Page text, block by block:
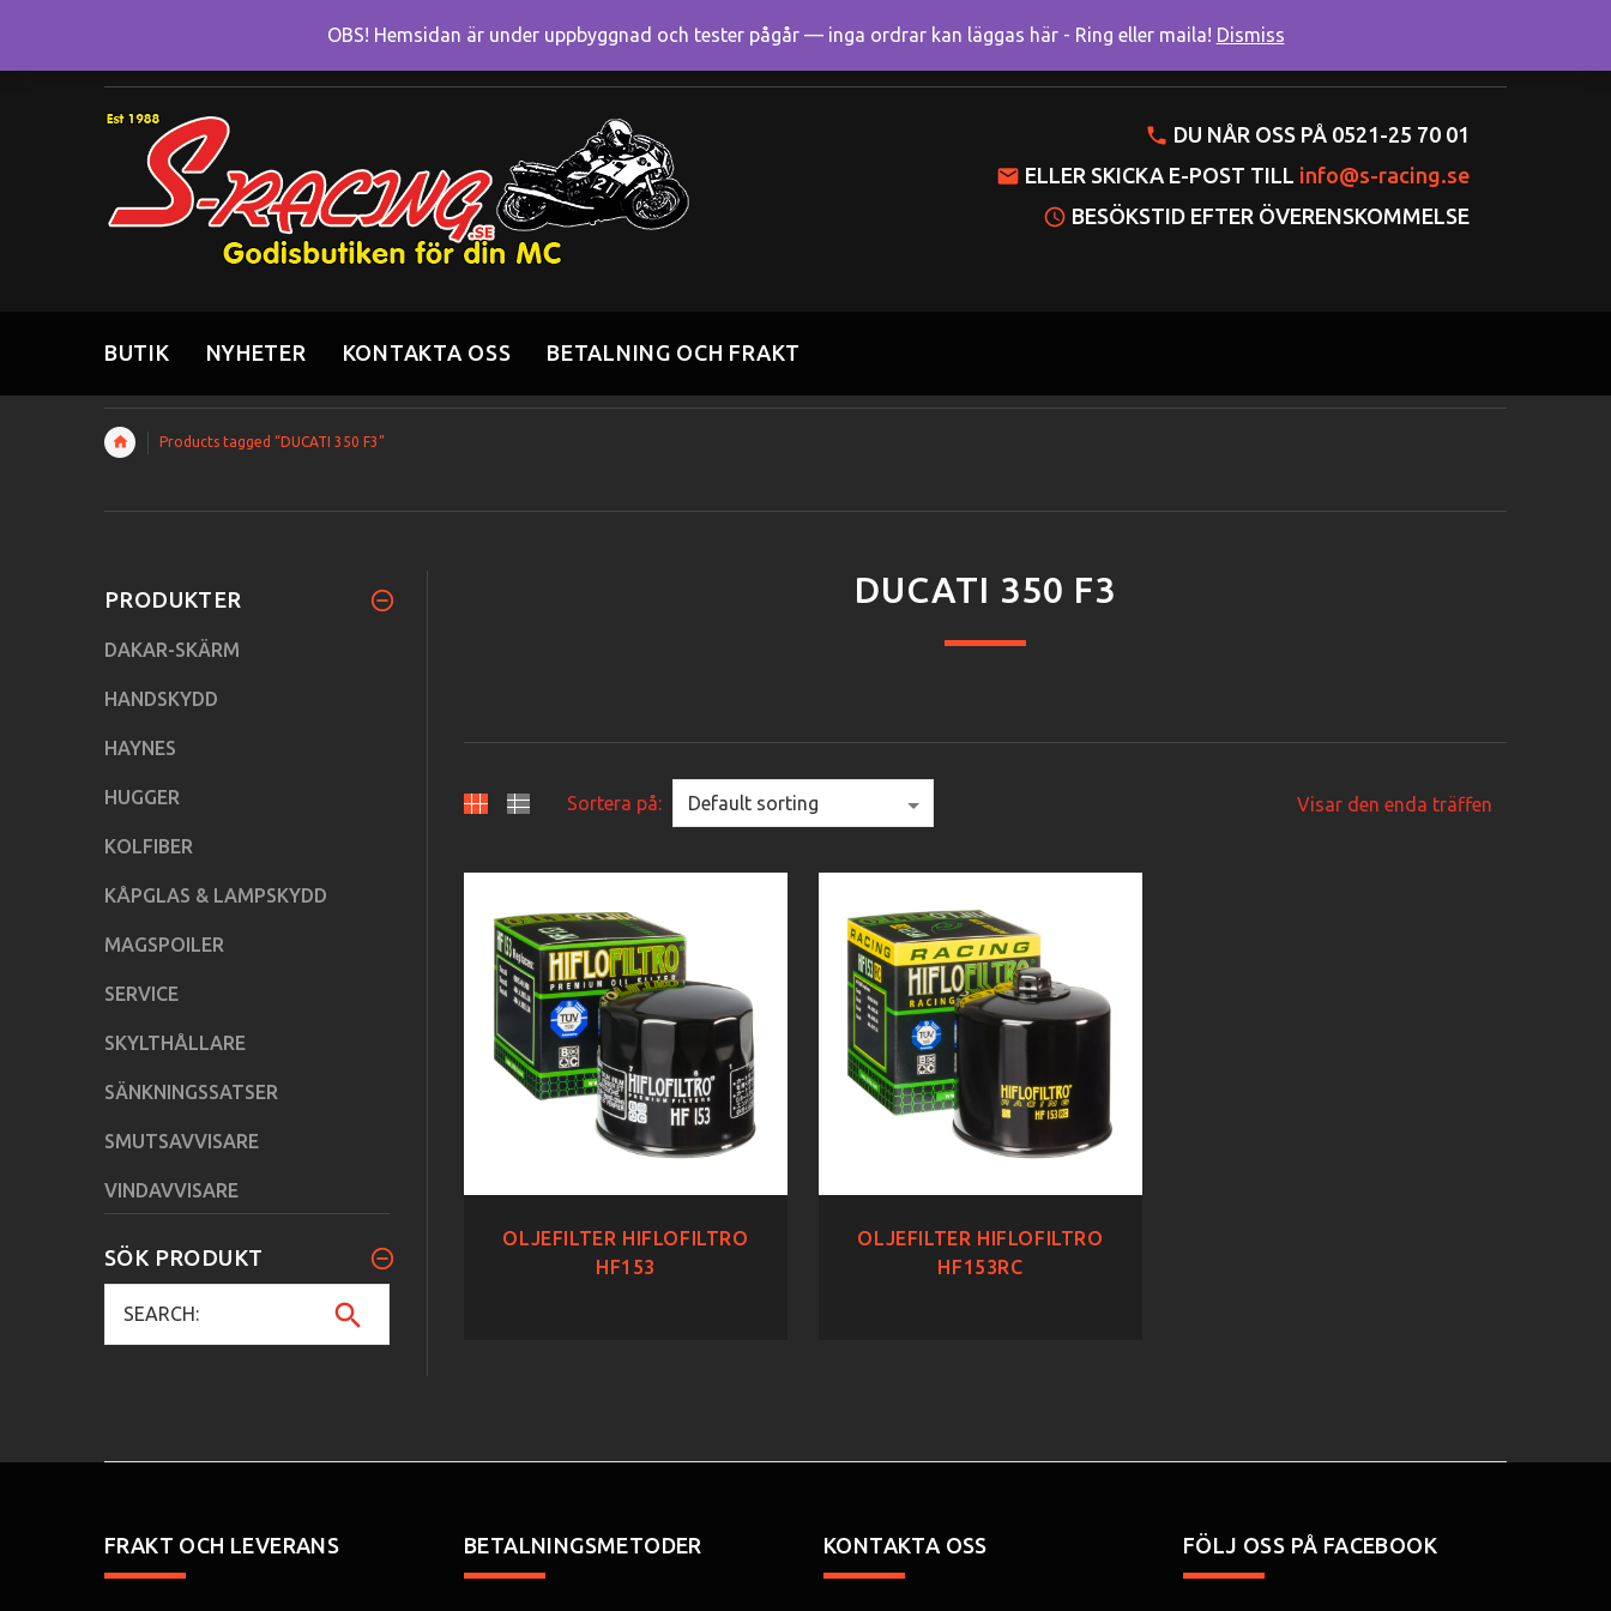
Mitt konto Varukorgen
DU NÅR OSS PÅ 0521-25 70 01
ELLER SKICKA E-POST TILL info@s-racing.se
BESÖKSTID EFTER ÖVERENSKOMMELSE
BUTIK NYHETER KONTAKTA OSS BETALNING OCH FRAKT
Products tagged “DUCATI 350 F3”
PRODUKTER
DAKAR-SKÄRM
HANDSKYDD
HAYNES
HUGGER
KOLFIBER
KÅPGLAS & LAMPSKYDD
MAGSPOILER
SERVICE
SKYLTHÅLLARE
SÄNKNINGSSATSER
SMUTSAVVISARE
VINDAVVISARE
SÖK PRODUKT
DUCATI 350 F3
Sortera på: Visar den enda träffen
OLJEFILTER HIFLOFILTRO
HF153
OLJEFILTER HIFLOFILTRO
HF153RC
FRAKT OCH LEVERANS BETALNINGSMETODER KONTAKTA OSS FÖLJ OSS PÅ FACEBOOK
OBS! Hemsidan är under uppbyggnad och tester pågår — inga ordrar kan läggas här - Ring eller maila! Dismiss